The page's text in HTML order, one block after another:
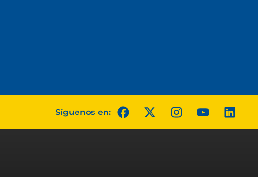
Síguenos en: